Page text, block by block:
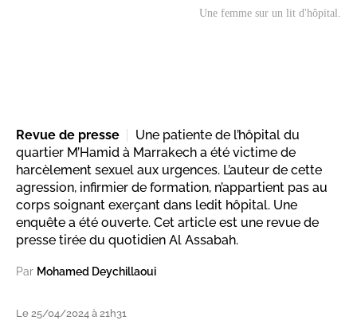
Une femme sur un lit d'hôpital.
Revue de presse
Une patiente de l’hôpital du
quartier M’Hamid à Marrakech a été victime de
harcèlement sexuel aux urgences. L’auteur de cette
agression, infirmier de formation, n’appartient pas au
corps soignant exerçant dans ledit hôpital. Une
enquête a été ouverte. Cet article est une revue de
presse tirée du quotidien Al Assabah.
Par Mohamed Deychillaoui
Le 25/04/2024 à 21h31